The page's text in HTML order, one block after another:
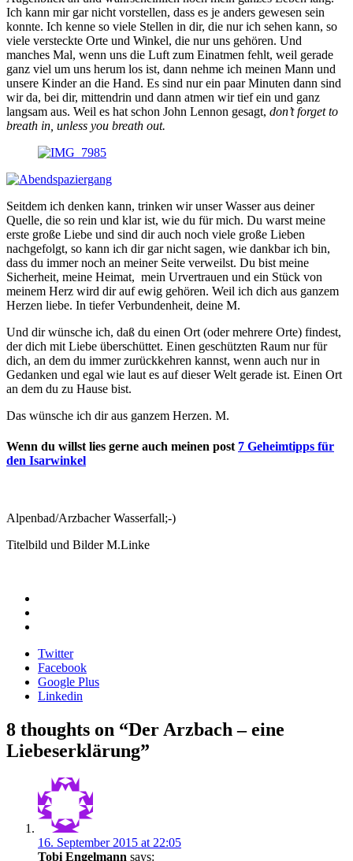
Ich kann mir gar nicht vorstellen, dass es je anders gewesen sein
konnte. Ich kenne so viele Stellen in dir, die nur ich sehen kann, so
viele versteckte Orte und Winkel, die nur uns gehören. Und
manches Mal, wenn uns die Luft zum Einatmen fehlt, weil gerade
ganz viel um uns herum los ist, dann nehme ich meinen Mann und
unsere Kinder an die Hand. Es sind nur ein paar Minuten dann sind
wir da, bei dir, mittendrin und dann atmen wir tief ein und ganz
langsam aus. Weil es hat schon John Lennon gesagt, don’t forget to
breath in, unless you breath out.
Seitdem ich denken kann, trinken wir unser Wasser aus deiner
Quelle, die so rein und klar ist, wie du für mich. Du warst meine
erste große Liebe und sind dir auch noch viele große Lieben
nachgefolgt, so kann ich dir gar nicht sagen, wie dankbar ich bin,
dass du immer noch an meiner Seite verweilst. Du bist meine
Sicherheit, meine Heimat, mein Urvertrauen und ein Stück von
meinem Herz wird dir auf ewig gehören. Weil ich dich aus ganzem
Herzen liebe. In tiefer Verbundenheit, deine M.
Und dir wünsche ich, daß du einen Ort (oder mehrere Orte) findest,
der dich mit Liebe überschüttet. Einen geschützten Raum nur für
dich, an dem du immer zurückkehren kannst, wenn auch nur in
Gedanken und egal wie laut es auf dieser Welt gerade ist. Einen Ort
an dem du zu Hause bist.
Das wünsche ich dir aus ganzem Herzen. M.
Wenn du willst lies gerne auch meinen post 7 Geheimtipps für
den Isarwinkel
Alpenbad/Arzbacher Wasserfall;-)
Titelbild und Bilder M.Linke
Twitter
Facebook
Google Plus
Linkedin
Beitragsnavigation
8 thoughts on “Der Arzbach – eine
Liebeserklärung”
16. September 2015 at 22:05
Tobi Engelmann says: